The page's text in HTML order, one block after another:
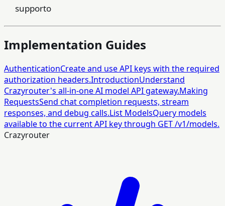
supporto
Implementation Guides
AuthenticationCreate and use API keys with the required
authorization headers.IntroductionUnderstand
Crazyrouter's all-in-one AI model API gateway.Making
RequestsSend chat completion requests, stream
responses, and debug calls.List ModelsQuery models
available to the current API key through GET /v1/models.
Crazyrouter